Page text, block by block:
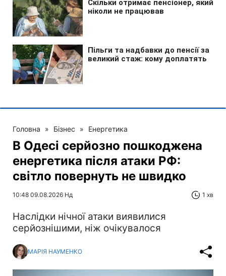
Головна » Бізнес » Енергетика
В Одесі серйозно пошкоджена
енергетика після атаки РФ:
світло повернуть не швидко
10:48 09.08.2026 Нд 1 хв
Наслідки нічної атаки виявилися
серйознішими, ніж очікувалося
МАРІЯ НАУМЕНКО